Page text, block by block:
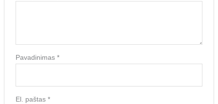
Pavadinimas *
El. paštas *